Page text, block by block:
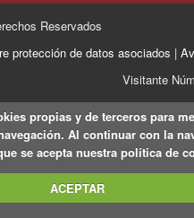
Reservados
protección de datos asociados |
Visitante
propias y de terceros para
Al continuar con la
se acepta nuestra política de
ACEPTAR